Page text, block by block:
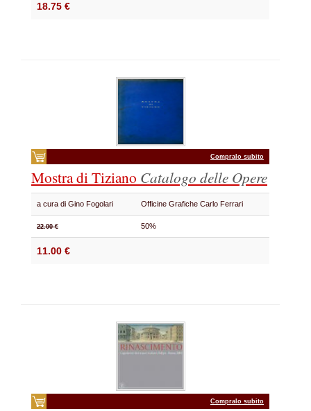
18.75 €
Compralo subito
Mostra di Tiziano Catalogo delle Opere
a cura di Gino Fogolari Officine Grafiche Carlo Ferrari
22.00 € 50%
11.00 €
Compralo subito